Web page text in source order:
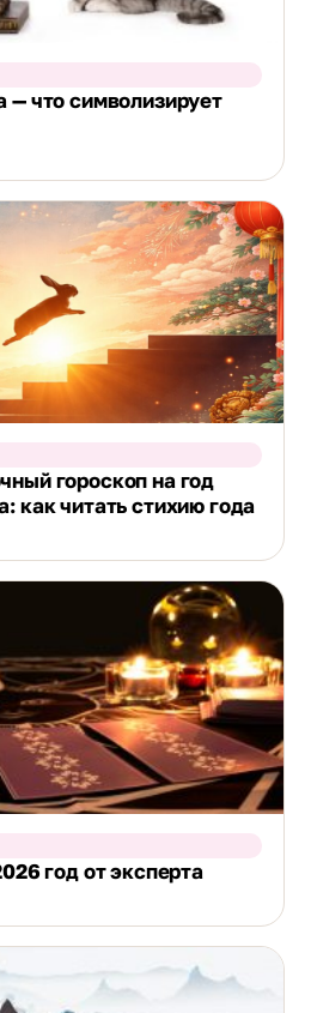
— что символизирует
гороскоп на год
как читать стихию года
год от эксперта